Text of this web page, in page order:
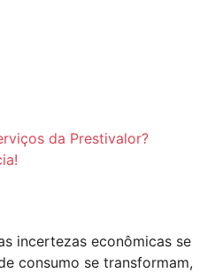
da Prestivalor?
incertezas econômicas se
consumo se transformam,